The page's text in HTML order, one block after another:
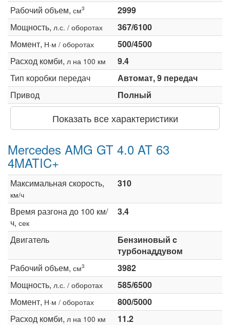
Рабочий объем, см3
2999
Мощность, л.с. / оборотах
367/6100
Момент, Н·м / оборотах
500/4500
Расход комби, л на 100 км
9.4
Тип коробки передач
Автомат, 9 передач
Привод
Полный
Показать все характеристики
Mercedes AMG GT 4.0 AT 63
4MATIC+
Максимальная скорость,
км/ч
310
Время разгона до 100 км/
ч, сек
3.4
Двигатель
Бензиновый c
турбонаддувом
Рабочий объем, см3
3982
Мощность, л.с. / оборотах
585/6500
Момент, Н·м / оборотах
800/5000
Расход комби, л на 100 км
11.2